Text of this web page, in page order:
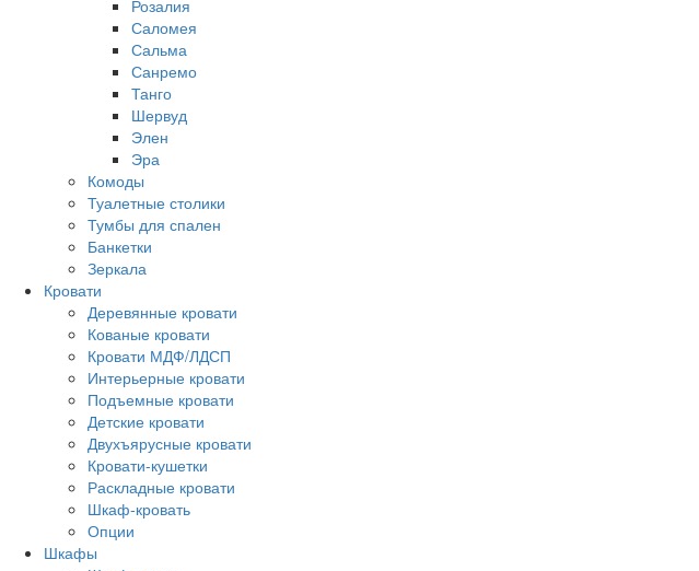
Розалия
Саломея
Сальма
Санремо
Танго
Шервуд
Элен
Эра
Комоды
Туалетные столики
Тумбы для спален
Банкетки
Зеркала
Кровати
Деревянные кровати
Кованые кровати
Кровати МДФ/ЛДСП
Интерьерные кровати
Подъемные кровати
Детские кровати
Двухъярусные кровати
Кровати-кушетки
Раскладные кровати
Шкаф-кровать
Опции
Шкафы